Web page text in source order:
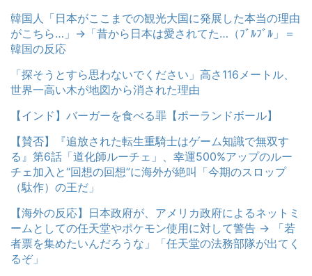
韓国人「日本がここまでの観光大国に発展した本当の理由
がこちら…」→「昔から日本は愛されてた…（ﾌﾞﾙﾌﾞﾙ」＝
韓国の反応
「探そうとすら思わないでください」高さ116メートル、
世界一高い木が地図から消された理由
【インド】バーガーを食べる罪【ポーランドボール】
【賛否】『追放された転生重騎士はゲーム知識で無双す
る』第6話「道化師ルーチェ」、幸運500%アップのルー
チェ加入と“回想の回想”に海外が絶叫「今期のスロップ
（駄作）の王だ」
【海外の反応】日本政府が、アメリカ政府によるネットミ
ームとしての任天堂やポケモン使用に対して警告 → 「若
者票を集めたいんだろうな」「任天堂の法務部隊が出てく
るぞ」